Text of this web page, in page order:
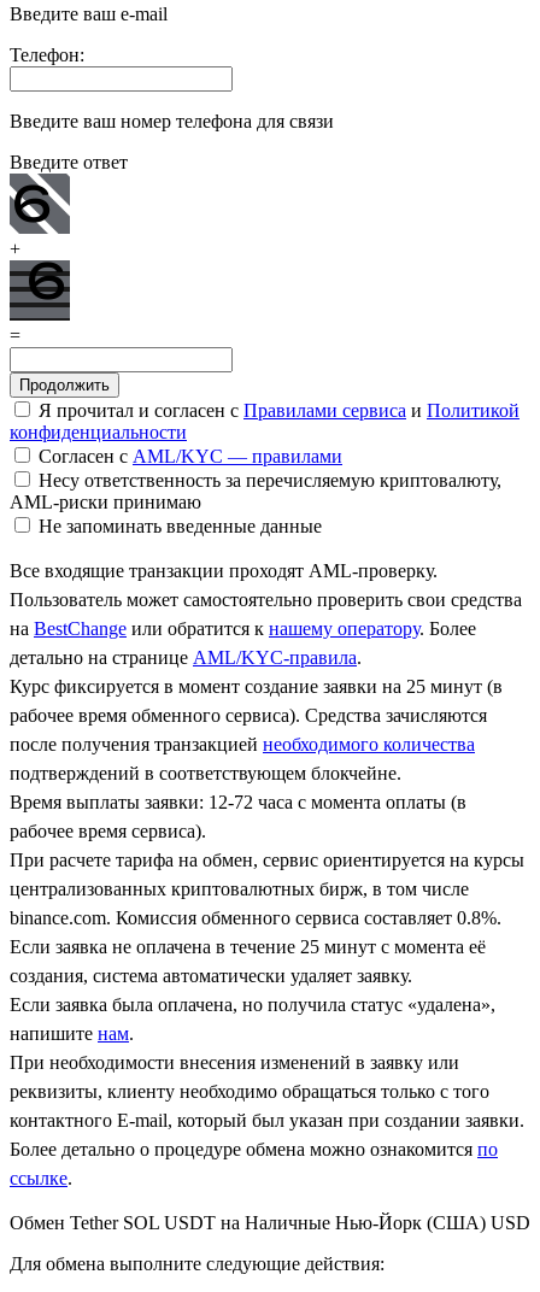
Введите ваш e-mail
Телефон:
Введите ваш номер телефона для связи
Введите ответ
+
=
Я прочитал и согласен с Правилами сервиса и Политикой
конфиденциальности
Согласен с AML/KYC — правилами
Несу ответственность за перечисляемую криптовалюту,
AML-риски принимаю
Не запоминать введенные данные
Все входящие транзакции проходят AML-проверку.
Пользователь может самостоятельно проверить свои средства
на BestChange или обратится к нашему оператору. Более
детально на странице AML/KYC-правила.
Курс фиксируется в момент создание заявки на 25 минут (в
рабочее время обменного сервиса). Средства зачисляются
после получения транзакцией необходимого количества
подтверждений в соответствующем блокчейне.
Время выплаты заявки: 12-72 часа с момента оплаты (в
рабочее время сервиса).
При расчете тарифа на обмен, сервис ориентируется на курсы
централизованных криптовалютных бирж, в том числе
binance.com. Комиссия обменного сервиса составляет 0.8%.
Если заявка не оплачена в течение 25 минут с момента её
создания, система автоматически удаляет заявку.
Если заявка была оплачена, но получила статус «удалена»,
напишите нам.
При необходимости внесения изменений в заявку или
реквизиты, клиенту необходимо обращаться только с того
контактного Е-mail, который был указан при создании заявки.
Более детально о процедуре обмена можно ознакомится по
ссылке.
Обмен Tether SOL USDT на Наличные Нью-Йорк (США) USD
Для обмена выполните следующие действия: